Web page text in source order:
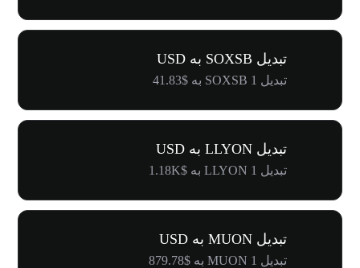
تبدیل SOXSB به USD
تبدیل 1 SOXSB به $41.83
تبدیل LLYON به USD
تبدیل 1 LLYON به $1.18K
تبدیل MUON به USD
تبدیل 1 MUON به $879.78